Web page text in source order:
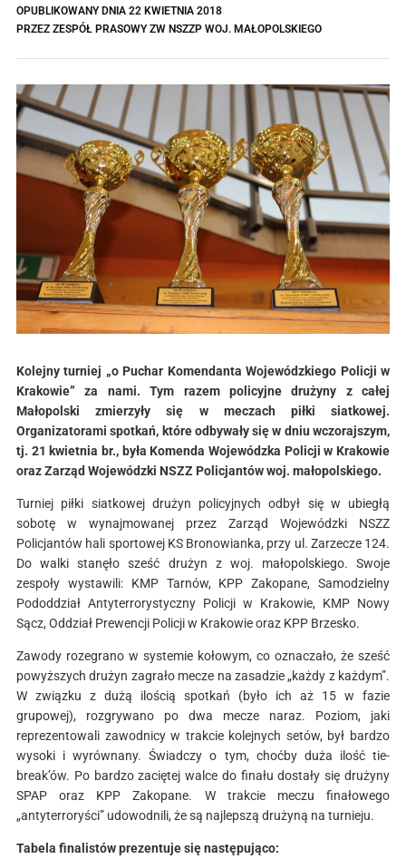
OPUBLIKOWANY DNIA 22 KWIETNIA 2018
PRZEZ ZESPÓŁ PRASOWY ZW NSZZP WOJ. MAŁOPOLSKIEGO
Kolejny turniej „o Puchar Komendanta Wojewódzkiego Policji w
Krakowie” za nami. Tym razem policyjne drużyny z całej
Małopolski zmierzyły się w meczach piłki siatkowej.
Organizatorami spotkań, które odbywały się w dniu wczorajszym,
tj. 21 kwietnia br., była Komenda Wojewódzka Policji w Krakowie
oraz Zarząd Wojewódzki NSZZ Policjantów woj. małopolskiego.
Turniej piłki siatkowej drużyn policyjnych odbył się w ubiegłą
sobotę w wynajmowanej przez Zarząd Wojewódzki NSZZ
Policjantów hali sportowej KS Bronowianka, przy ul. Zarzecze 124.
Do walki stanęło sześć drużyn z woj. małopolskiego. Swoje
zespoły wystawili: KMP Tarnów, KPP Zakopane, Samodzielny
Pododdział Antyterrorystyczny Policji w Krakowie, KMP Nowy
Sącz, Oddział Prewencji Policji w Krakowie oraz KPP Brzesko.
Zawody rozegrano w systemie kołowym, co oznaczało, że sześć
powyższych drużyn zagrało mecze na zasadzie „każdy z każdym”.
W związku z dużą ilością spotkań (było ich aż 15 w fazie
grupowej), rozgrywano po dwa mecze naraz. Poziom, jaki
reprezentowali zawodnicy w trakcie kolejnych setów, był bardzo
wysoki i wyrównany. Świadczy o tym, choćby duża ilość tie-
break’ów. Po bardzo zaciętej walce do finału dostały się drużyny
SPAP oraz KPP Zakopane. W trakcie meczu finałowego
„antyterroryści” udowodnili, że są najlepszą drużyną na turnieju.
Tabela finalistów prezentuje się następująco: